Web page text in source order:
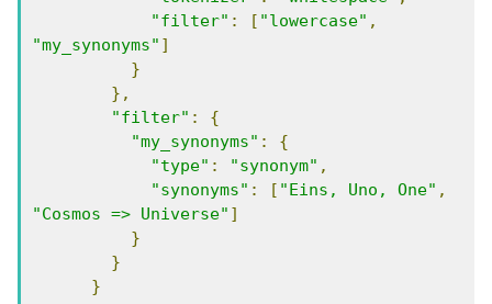
"filter" : [ "lowercase" ,
"my_synonyms" ]
}
},
"filter" :
{
"my_synonyms" :
{
"type" : "synonym" ,
"synonyms" : [ "Eins, Uno, One" ,
"Cosmos => Universe" ]
}
}
}